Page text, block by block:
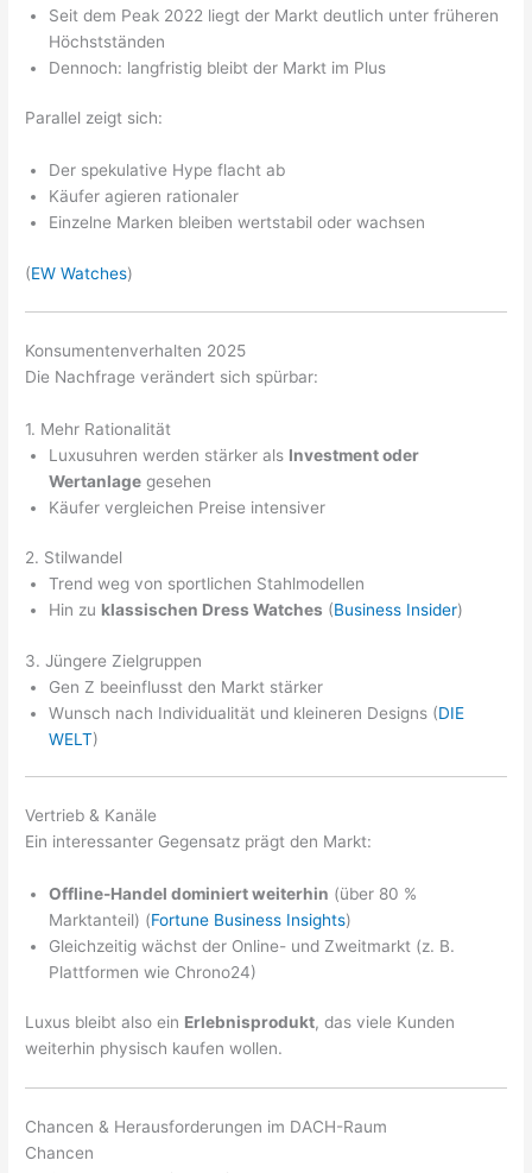
Seit dem Peak 2022 liegt der Markt deutlich unter früheren
Höchstständen
Dennoch: langfristig bleibt der Markt im Plus
Parallel zeigt sich:
Der spekulative Hype flacht ab
Käufer agieren rationaler
Einzelne Marken bleiben wertstabil oder wachsen
(EW Watches)
Konsumentenverhalten 2025
Die Nachfrage verändert sich spürbar:
1. Mehr Rationalität
Luxusuhren werden stärker als Investment oder
Wertanlage gesehen
Käufer vergleichen Preise intensiver
2. Stilwandel
Trend weg von sportlichen Stahlmodellen
Hin zu klassischen Dress Watches (Business Insider)
3. Jüngere Zielgruppen
Gen Z beeinflusst den Markt stärker
Wunsch nach Individualität und kleineren Designs (DIE
WELT)
Vertrieb & Kanäle
Ein interessanter Gegensatz prägt den Markt:
Offline-Handel dominiert weiterhin (über 80 %
Marktanteil) (Fortune Business Insights)
Gleichzeitig wächst der Online- und Zweitmarkt (z. B.
Plattformen wie Chrono24)
Luxus bleibt also ein Erlebnisprodukt, das viele Kunden
weiterhin physisch kaufen wollen.
Chancen & Herausforderungen im DACH-Raum
Chancen